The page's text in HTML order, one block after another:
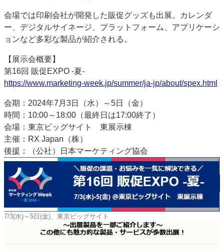
運営
会社案内
購読・購入申し込み
サイトポリシー
お問い合わせ
会場では印刷会社が開発した販促グッズも出展。カレンダ
ー、デジタルサイネージ、プラットフォーム、アプリケーシ
ョンなど多彩な製品が紹介される。
【展示会概要】
第16回 販促EXPO -夏-
https://www.marketing-week.jp/summer/ja-jp/about/spex.html
会期：2024年7月3日（水）～5日（金）
時間：10:00～18:00（最終日は17:00終了）
会場：東京ビッグサイト 東展示棟
主催：RX Japan（株）
後援：（公社）日本マーケティング協会
7/3(水)～5日(金)、東京ビッグサイト